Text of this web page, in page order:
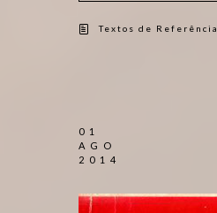
Textos de Referência
01
AGO
2014